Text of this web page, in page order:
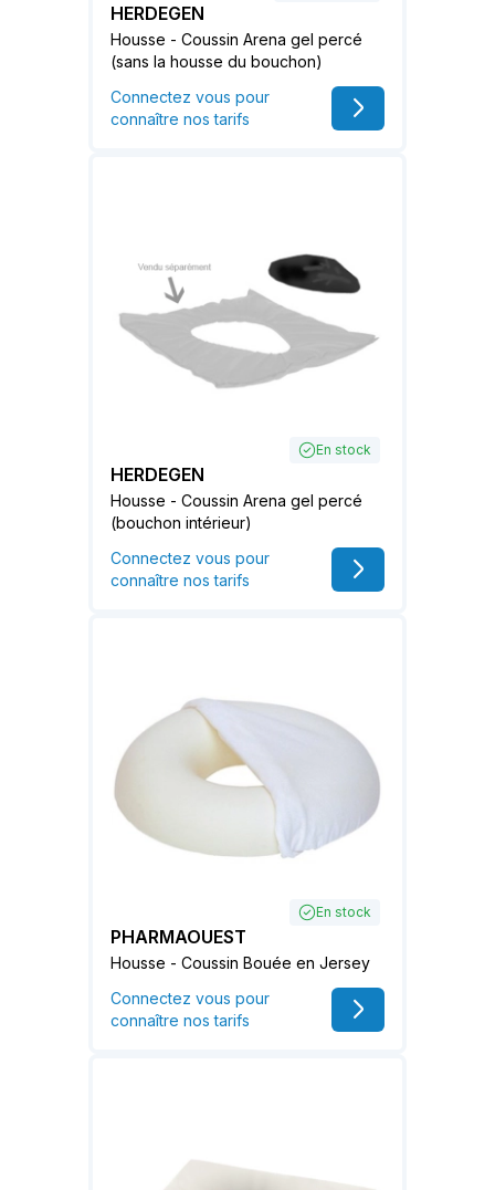
HERDEGEN
Housse - Coussin Arena gel percé
(sans la housse du bouchon)
Connectez vous pour
connaître nos tarifs
En stock
HERDEGEN
Housse - Coussin Arena gel percé
(bouchon intérieur)
Connectez vous pour
connaître nos tarifs
En stock
PHARMAOUEST
Housse - Coussin Bouée en Jersey
Connectez vous pour
connaître nos tarifs